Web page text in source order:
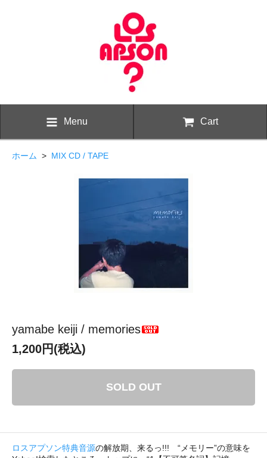
Menu Cart
ホーム > MIX CD / TAPE
yamabe keiji / memories
1,200円(税込)
SOLD OUT
ロスアプソン特典音源の解放期、来るっ!!! “メモリー”の意味を